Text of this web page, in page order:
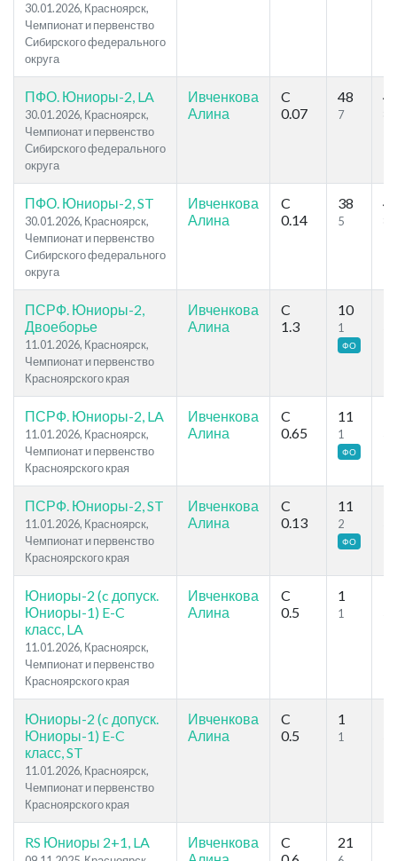
30.01.2026, Красноярск,
Чемпионат и первенство
Сибирского федерального
округа
ПФО. Юниоры-2, LA
30.01.2026, Красноярск,
Чемпионат и первенство
Сибирского федерального
округа
Ивченкова
Алина
C
0.07
48
7
ПФО. Юниоры-2, ST
30.01.2026, Красноярск,
Чемпионат и первенство
Сибирского федерального
округа
Ивченкова
Алина
C
0.14
38
5
ПСРФ. Юниоры-2,
Двоеборье
11.01.2026, Красноярск,
Чемпионат и первенство
Красноярского края
Ивченкова
Алина
C
1.3
10
1
ФО
ПСРФ. Юниоры-2, LA
11.01.2026, Красноярск,
Чемпионат и первенство
Красноярского края
Ивченкова
Алина
C
0.65
11
1
ФО
ПСРФ. Юниоры-2, ST
11.01.2026, Красноярск,
Чемпионат и первенство
Красноярского края
Ивченкова
Алина
C
0.13
11
2
ФО
Юниоры-2 (c допуск.
Юниоры-1) E-C
класс, LA
11.01.2026, Красноярск,
Чемпионат и первенство
Красноярского края
Ивченкова
Алина
C
0.5
1
1
Юниоры-2 (c допуск.
Юниоры-1) E-C
класс, ST
11.01.2026, Красноярск,
Чемпионат и первенство
Красноярского края
Ивченкова
Алина
C
0.5
1
1
RS Юниоры 2+1, LA
Ивченкова
C
21